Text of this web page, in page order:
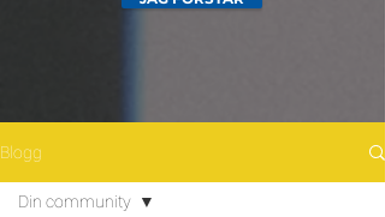
Blogg
Din community